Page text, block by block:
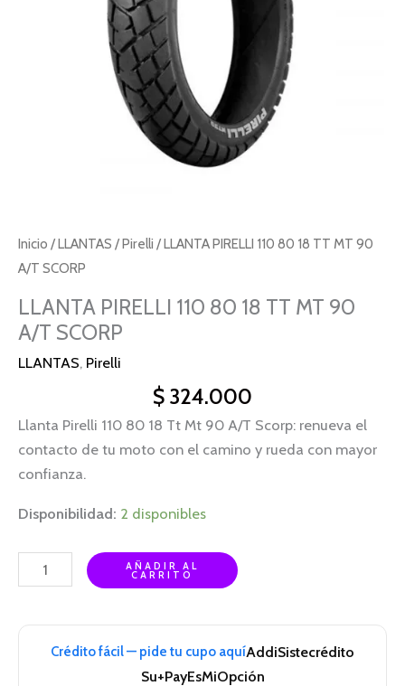
Inicio /LLANTAS /Pirelli / LLANTA PIRELLI 110 80 18 TT MT 90
A/T SCORP
LLANTA PIRELLI 110 80 18 TT MT 90
A/T SCORP
LLANTAS, Pirelli
$ 324.000
Llanta Pirelli 110 80 18 Tt Mt 90 A/T Scorp: renueva el
contacto de tu moto con el camino y rueda con mayor
confianza.
Disponibilidad: 2 disponibles
AÑADIR AL
CARRITO
Crédito fácil — pide tu cupo aquíAddiSistecrédito
Su+PayEsMiOpción